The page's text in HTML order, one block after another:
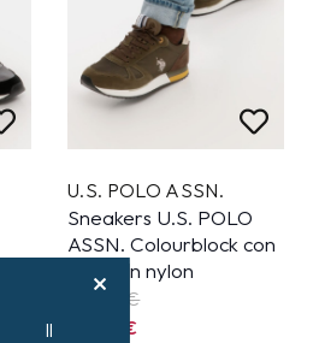
U.S. POLO ASSN.
Sneakers U.S. POLO
ASSN. Colourblock con
inserti in nylon
99,00
€
€
Il